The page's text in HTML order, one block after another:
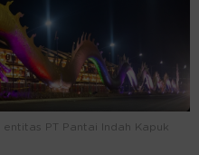
PT Pantai Indah Kapuk